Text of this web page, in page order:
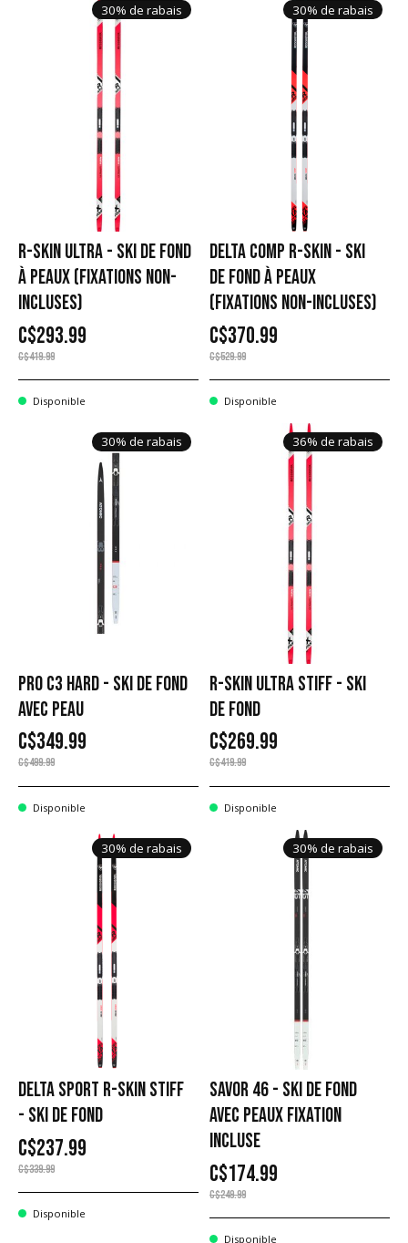
30% de rabais
R-SKIN ULTRA - SKI DE FOND
À PEAUX (FIXATIONS NON-
INCLUSES)
C$293.99
C$419.99
Disponible
30% de rabais
DELTA COMP R-SKIN - SKI
DE FOND À PEAUX
(FIXATIONS NON-INCLUSES)
C$370.99
C$529.99
Disponible
30% de rabais
PRO C3 HARD - SKI DE FOND
AVEC PEAU
C$349.99
C$499.99
Disponible
36% de rabais
R-SKIN ULTRA STIFF - SKI
DE FOND
C$269.99
C$419.99
Disponible
30% de rabais
DELTA SPORT R-SKIN STIFF
- SKI DE FOND
C$237.99
C$339.99
Disponible
30% de rabais
SAVOR 46 - SKI DE FOND
AVEC PEAUX FIXATION
INCLUSE
C$174.99
C$249.99
Disponible